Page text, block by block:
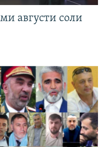
августи соли